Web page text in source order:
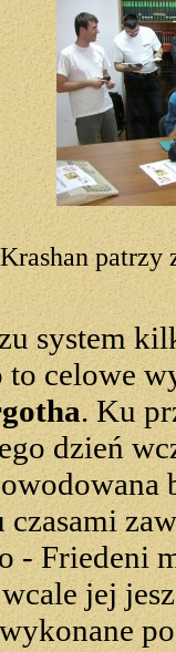
system
to celowe
. Ku
dzień
- Friedeni
jej
wykonane